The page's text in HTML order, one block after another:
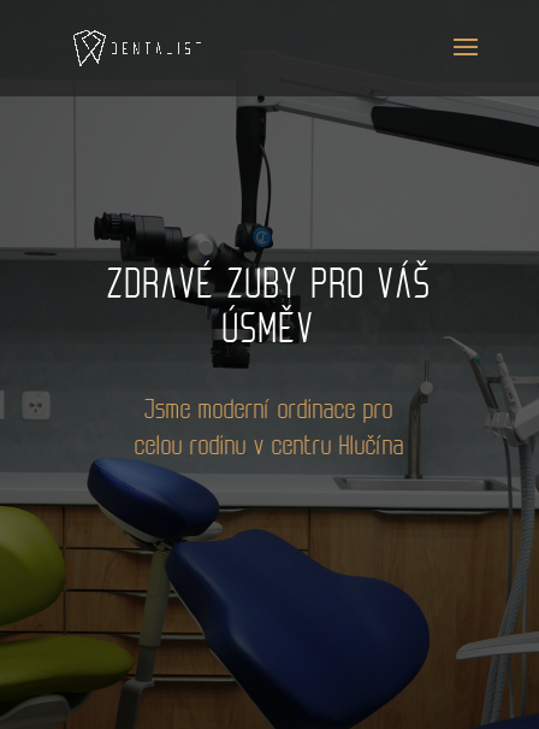
ZDRAVÉ ZUBY PRO VÁŠ
ÚSMĚV
Jsme moderní ordinace pro
celou rodinu v centru Hlučína